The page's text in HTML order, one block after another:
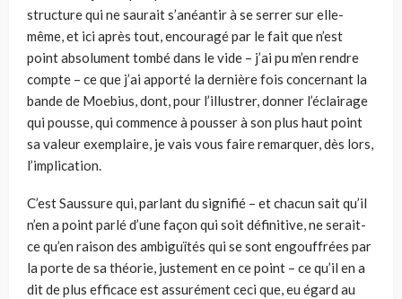
structure qui ne saurait s’anéantir à se serrer sur elle-
même, et ici après tout, encouragé par le fait que n’est
point absolument tombé dans le vide – j’ai pu m’en rendre
compte – ce que j’ai apporté la dernière fois concernant la
bande de Moebius, dont, pour l’illustrer, donner l’éclairage
qui pousse, qui commence à pousser à son plus haut point
sa valeur exemplaire, je vais vous faire remarquer, dès lors,
l’implication.
C’est Saussure qui, parlant du signifié – et chacun sait qu’il
n’en a point parlé d’une façon qui soit définitive, ne serait-
ce qu’en raison des ambiguïtés qui se sont engouffrées par
la porte de sa théorie, justement en ce point – ce qu’il en a
dit de plus efficace est assurément ceci que, eu égard au